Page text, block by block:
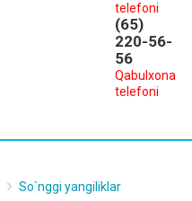
telefoni
(65)
220-56-
56
Qabulxona
telefoni
So`nggi yangiliklar